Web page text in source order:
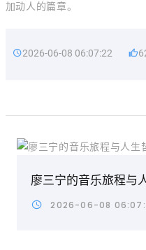
加动人的篇章。
2026-06-08 06:07:22
廖三宁的音乐旅程与
2026-06-08